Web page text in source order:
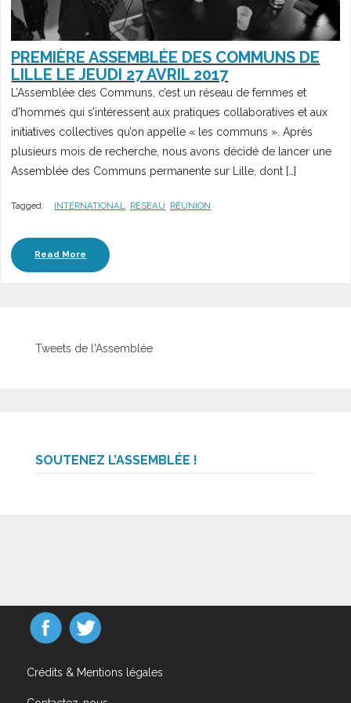
PREMIÈRE ASSEMBLÉE DES COMMUNS DE
LILLE LE JEUDI 27 AVRIL 2017
L’Assemblée des Communs, c’est un réseau de femmes et
d’hommes qui s’intéressent aux pratiques collaboratives et aux
initiatives collectives qu’on appelle « les communs ». Après
plusieurs mois de recherche, nous avons décidé de lancer une
Assemblée des Communs permanente sur Lille, dont […]
Tagged: INTERNATIONAL RÉSEAU RÉUNION
Read More
Tweets de l'Assemblée
SOUTENEZ L’ASSEMBLÉE !
Crédits & Mentions légales